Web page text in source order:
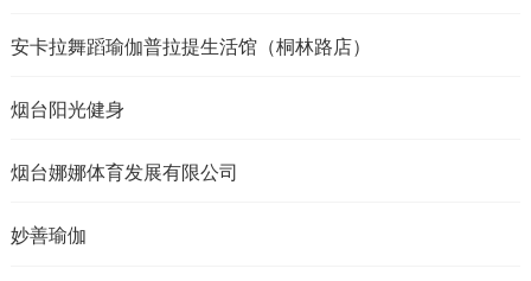
安卡拉舞蹈瑜伽普拉提生活馆（桐林路店）
烟台阳光健身
烟台娜娜体育发展有限公司
妙善瑜伽